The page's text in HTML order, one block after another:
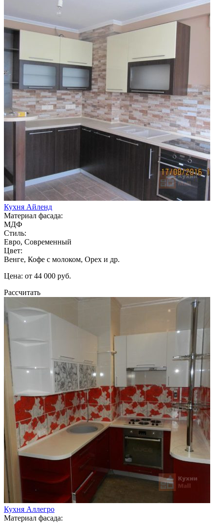
Кухня Айленд
Материал фасада:
МДФ
Стиль:
Евро, Современный
Цвет:
Венге, Кофе с молоком, Орех и др.
Цена: от 44 000 руб.
Рассчитать
Кухня Аллегро
Материал фасада: